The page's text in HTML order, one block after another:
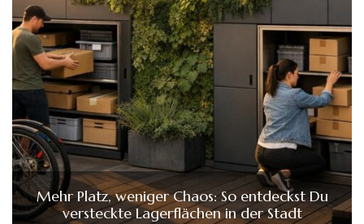
Mehr Platz, weniger Chaos: So entdeckst Du
versteckte Lagerflächen in der Stadt